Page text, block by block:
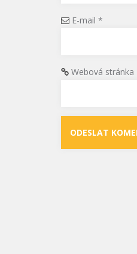
E-mail *
Webová stránka